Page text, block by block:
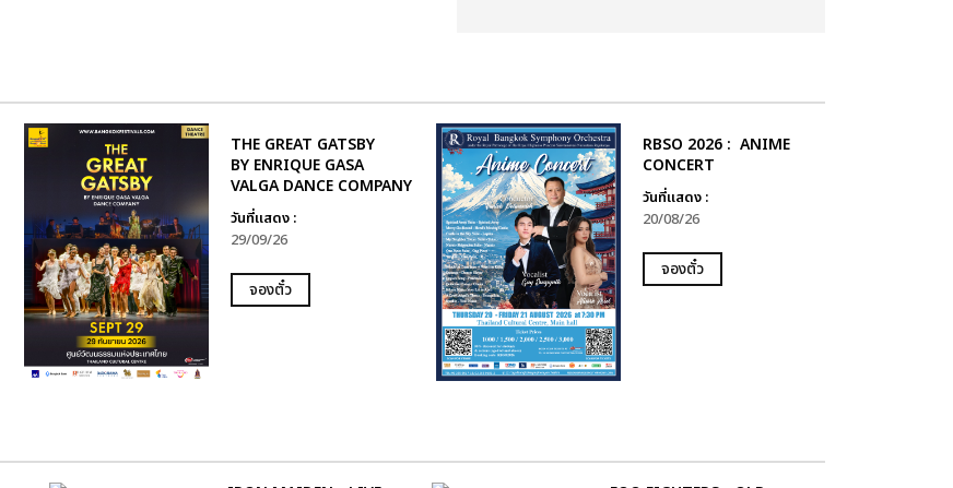
THE GREAT GATSBY
BY ENRIQUE GASA
VALGA DANCE COMPANY
วันที่แสดง :
29/09/26
จองตั๋ว
RBSO 2026 : ANIME
CONCERT
วันที่แสดง :
20/08/26
จองตั๋ว